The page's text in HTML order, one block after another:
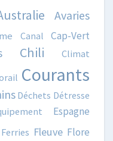
Avaries
Canal Cap-Vert
Chili Climat
Courants
Déchets Détresse
Espagne
Ferries Fleuve Flore